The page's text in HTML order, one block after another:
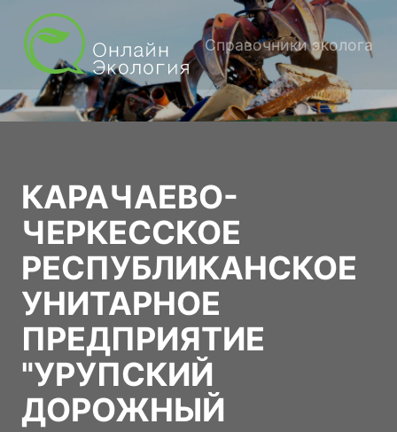
Справочники эколога
КАРАЧАЕВО-
ЧЕРКЕССКОЕ
РЕСПУБЛИКАНСКОЕ
УНИТАРНОЕ
ПРЕДПРИЯТИЕ
"УРУПСКИЙ
ДОРОЖНЫЙ